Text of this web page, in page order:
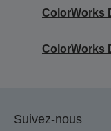
ColorWorks
ColorWorks
Suivez-nous